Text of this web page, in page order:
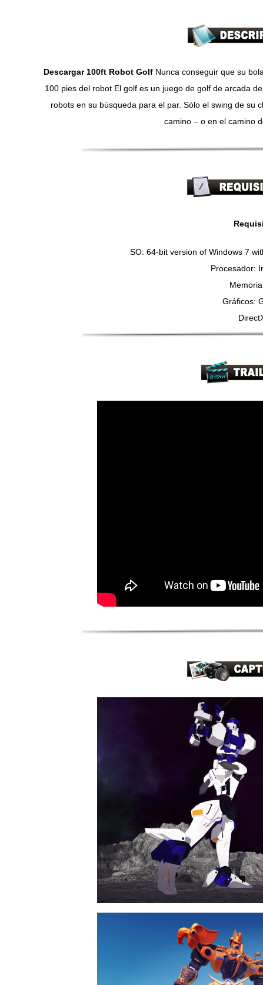
Descargar 100ft Robot Golf Nunca conseguir que su
100 pies del robot El golf es un juego de golf de arcada
robots en su búsqueda para el par. Sólo el swing de su
camino – o en el camino
SO: 64-bit version of Windows 7
Procesador:
Gráficos: